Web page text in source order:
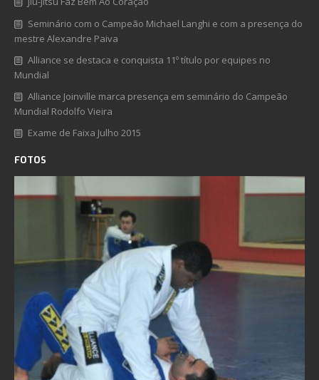
Seminário com o Campeão Michael Langhi e com a presença do
mestre Alexandre Paiva
Alliance se destaca e conquista 11º título por equipes no
Mundial
Alliance Joinville marca presença em seminário do Campeão
Mundial Rodolfo Vieira
Exame de Faixa Julho 2015
FOTOS